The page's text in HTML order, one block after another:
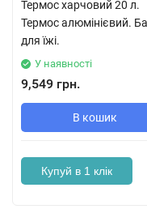
Термос харчовий 20 л.
Термос алюмінієвий.
для їжі.
У наявності
9,549 грн.
В кошик
Купуй в 1 клік